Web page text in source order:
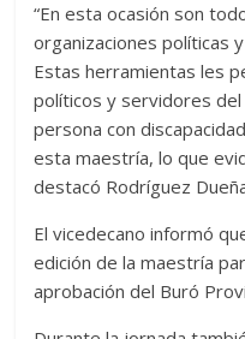
“En esta ocasión son
organizaciones políticas
Estas herramientas les
políticos y servidores
persona con
esta maestría, lo que
destacó Rodríguez
El vicedecano informó
edición de la maestría
aprobación del Buró